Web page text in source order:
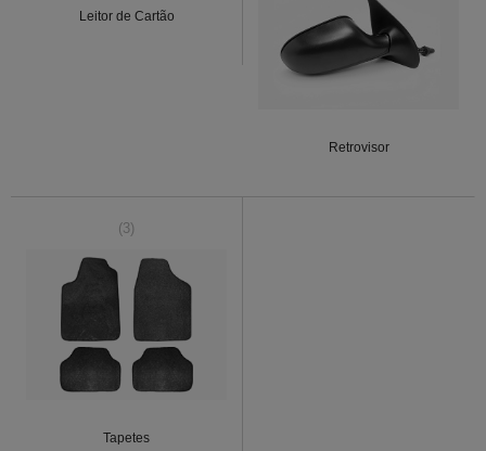
Leitor de Cartão
Retrovisor
(3)
Tapetes